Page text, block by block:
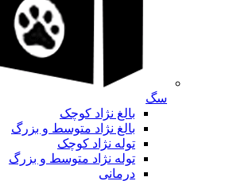
سگ
بالغ نژاد کوچک
بالغ نژاد متوسط و بزرگ
توله نژاد کوچک
توله نژاد متوسط و بزرگ
درمانی